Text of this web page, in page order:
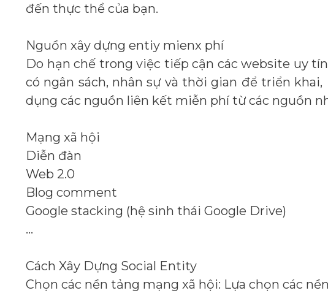
đến thực thể của bạn.
Nguồn xây dựng entiy mienx phí
Do hạn chế trong việc tiếp cận các website uy
có ngân sách, nhân sự và thời gian để triển
dụng các nguồn liên kết miễn phí từ các nguồn
Mạng xã hội
Diễn đàn
Web 2.0
Blog comment
Google stacking (hệ sinh thái Google Drive)
…
Cách Xây Dựng Social Entity
Chọn các nền tảng mạng xã hội: Lựa chọn các